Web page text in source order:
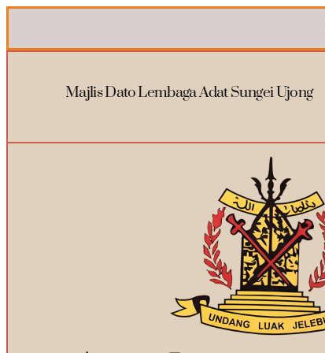
Majlis Dato Lembaga Adat Sungei Ujong